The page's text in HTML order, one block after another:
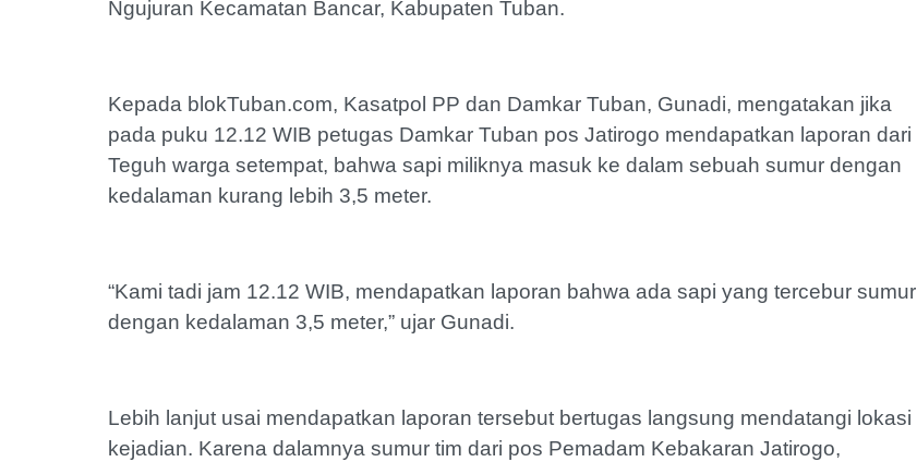
Ngujuran Kecamatan Bancar, Kabupaten Tuban.
Kepada blokTuban.com, Kasatpol PP dan Damkar Tuban, Gunadi, mengatakan jika
pada puku 12.12 WIB petugas Damkar Tuban pos Jatirogo mendapatkan laporan dari
Teguh warga setempat, bahwa sapi miliknya masuk ke dalam sebuah sumur dengan
kedalaman kurang lebih 3,5 meter.
“Kami tadi jam 12.12 WIB, mendapatkan laporan bahwa ada sapi yang tercebur sumur
dengan kedalaman 3,5 meter,” ujar Gunadi.
Lebih lanjut usai mendapatkan laporan tersebut bertugas langsung mendatangi lokasi
kejadian. Karena dalamnya sumur tim dari pos Pemadam Kebakaran Jatirogo,